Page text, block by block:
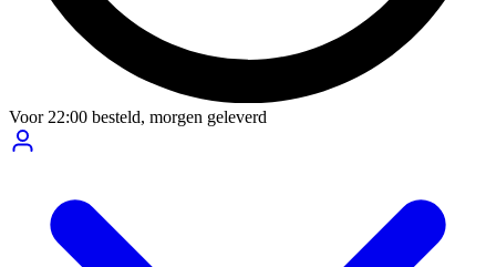
Voor22:00 besteld, morgen geleverd